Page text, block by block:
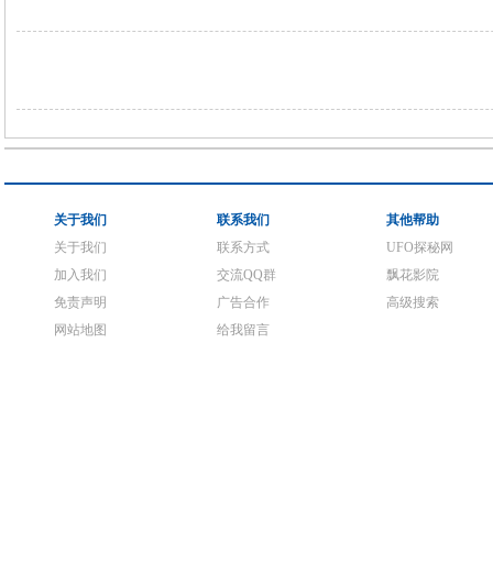
关于我们
关于我们
加入我们
免责声明
网站地图
联系我们
联系方式
交流QQ群
广告合作
给我留言
其他帮助
UFO探秘网
飘花影院
高级搜索